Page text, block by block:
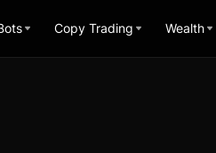
Copy Trading Wealth